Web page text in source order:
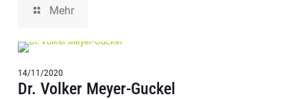
Mehr
14/11/2020
Dr. Volker Meyer-Guckel